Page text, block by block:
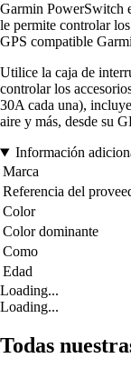
Garmin PowerSwitch
le permite controlar
GPS compatible
Utilice la caja de
controlar los
30A cada una),
aire y más, desde su
Información
Marca
Referencia del
Color
Color dominante
Como
Edad
Loading...
Loading...
Todas